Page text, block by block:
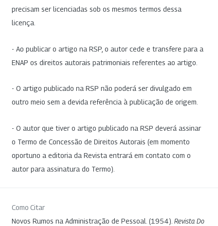
precisam ser licenciadas sob os mesmos termos dessa
licença.
- Ao publicar o artigo na RSP, o autor cede e transfere para a
ENAP os direitos autorais patrimoniais referentes ao artigo.
- O artigo publicado na RSP não poderá ser divulgado em
outro meio sem a devida referência à publicação de origem.
- O autor que tiver o artigo publicado na RSP deverá assinar
o Termo de Concessão de Direitos Autorais (em momento
oportuno a editoria da Revista entrará em contato com o
autor para assinatura do Termo).
Como Citar
Novos Rumos na Administração de Pessoal. (1954). Revista Do